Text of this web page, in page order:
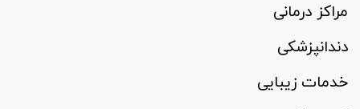
مراکز درمانی
دندانپزشکی
خدمات زیبایی